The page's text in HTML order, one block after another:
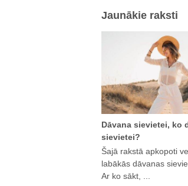
Jaunākie raksti
Dāvana sievietei, ko
sievietei?
Šajā rakstā apkopoti
labākās dāvanas
Ar ko sākt, ...